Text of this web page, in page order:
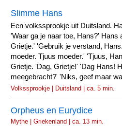
Slimme Hans
Een volkssprookje uit Duitsland.
'Waar ga je naar toe, Hans?' Hans
Grietje.' 'Gebruik je verstand,
moeder. Tjuus moeder.' 'Tjuus,
Grietje. 'Dag, Grietje!' 'Dag Hans!
meegebracht?' 'Niks, geef maar
Volkssprookje | Duitsland | ca. 5 min.
Orpheus en Eurydice
Mythe | Griekenland | ca. 13 min.